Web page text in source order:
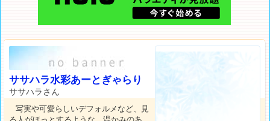
ササハラ水彩あーとぎゃらり
ササハラさん
写実や可愛らしいデフォルメなど、見